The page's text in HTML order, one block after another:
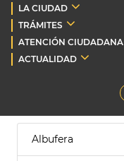
LA CIUDAD
TRÁMITES
ATENCIÓN CIUDADANA
ACTUALIDAD
Albufera